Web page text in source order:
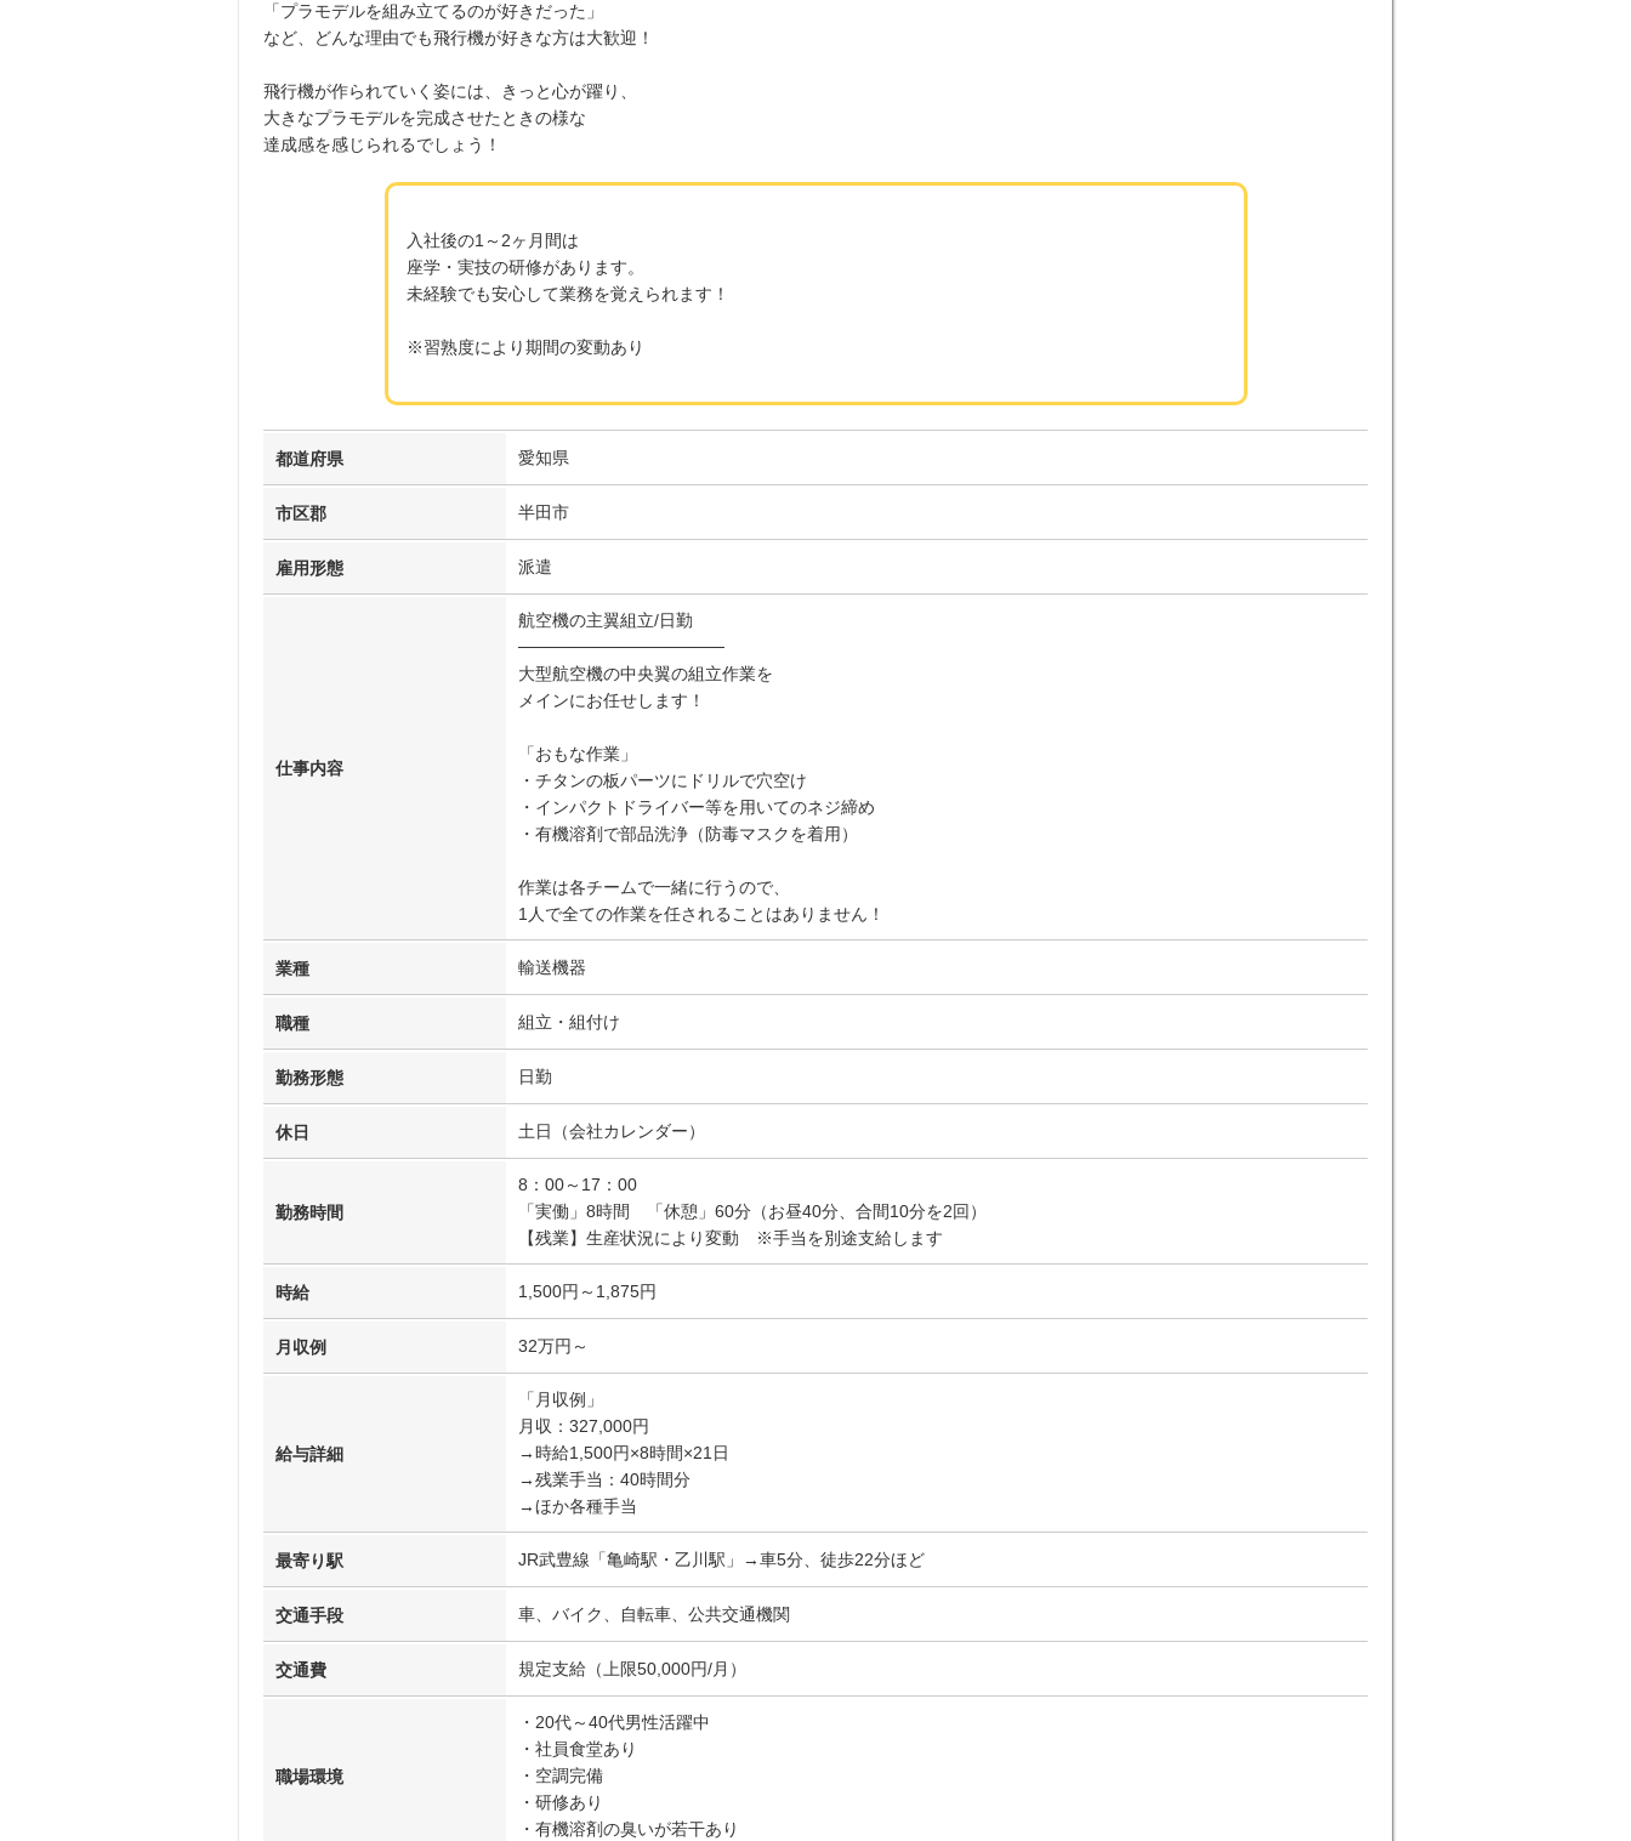
「プラモデルを組み立てるのが好きだった」
など、どんな理由でも飛行機が好きな方は大歓迎！
飛行機が作られていく姿には、きっと心が躍り、
大きなプラモデルを完成させたときの様な
達成感を感じられるでしょう！
入社後の1～2ヶ月間は
座学・実技の研修があります。
未経験でも安心して業務を覚えられます！
※習熟度により期間の変動あり
都道府県 愛知県
市区郡 半田市
雇用形態 派遣
仕事内容
航空機の主翼組立/日勤
─────────────────
大型航空機の中央翼の組立作業を
メインにお任せします！
「おもな作業」
・チタンの板パーツにドリルで穴空け
・インパクトドライバー等を用いてのネジ締め
・有機溶剤で部品洗浄（防毒マスクを着用）
作業は各チームで一緒に行うので、
1人で全ての作業を任されることはありません！
業種 輸送機器
職種 組立・組付け
勤務形態 日勤
休日 土日（会社カレンダー）
勤務時間
8：00～17：00
「実働」8時間 「休憩」60分（お昼40分、合間10分を2回）
【残業】生産状況により変動 ※手当を別途支給します
時給 1,500円～1,875円
月収例 32万円～
給与詳細
「月収例」
月収：327,000円
→時給1,500円×8時間×21日
→残業手当：40時間分
→ほか各種手当
最寄り駅 JR武豊線「亀崎駅・乙川駅」→車5分、徒歩22分ほど
交通手段 車、バイク、自転車、公共交通機関
交通費 規定支給（上限50,000円/月）
職場環境
・20代～40代男性活躍中
・社員食堂あり
・空調完備
・研修あり
・有機溶剤の臭いが若干あり